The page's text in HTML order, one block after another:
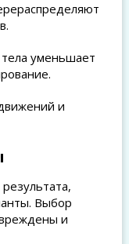
уменьшает
и
Выбор
и